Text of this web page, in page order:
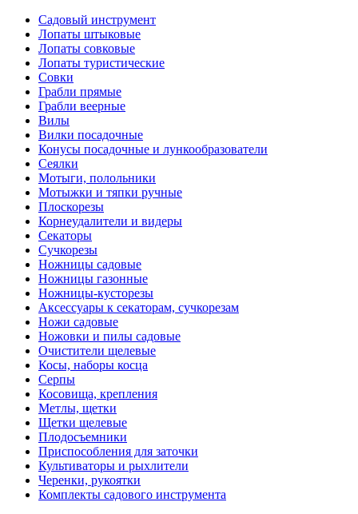
Садовый инструмент
Лопаты штыковые
Лопаты совковые
Лопаты туристические
Совки
Грабли прямые
Грабли веерные
Вилы
Вилки посадочные
Конусы посадочные и лункообразователи
Сеялки
Мотыги, полольники
Мотыжки и тяпки ручные
Плоскорезы
Корнеудалители и видеры
Секаторы
Сучкорезы
Ножницы садовые
Ножницы газонные
Ножницы-кусторезы
Аксессуары к секаторам, сучкорезам
Ножи садовые
Ножовки и пилы садовые
Очистители щелевые
Косы, наборы косца
Серпы
Косовища, крепления
Метлы, щетки
Щетки щелевые
Плодосъемники
Приспособления для заточки
Культиваторы и рыхлители
Черенки, рукоятки
Комплекты садового инструмента